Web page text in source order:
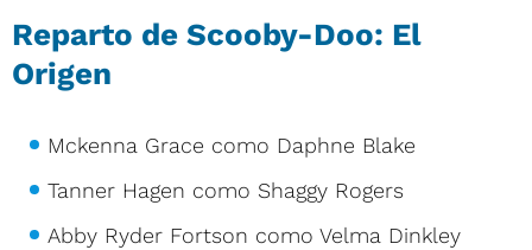
Reparto de Scooby-Doo: El
Origen
Mckenna Grace como Daphne Blake
Tanner Hagen como Shaggy Rogers
Abby Ryder Fortson como Velma Dinkley